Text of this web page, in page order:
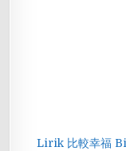
Lirik 比較幸福